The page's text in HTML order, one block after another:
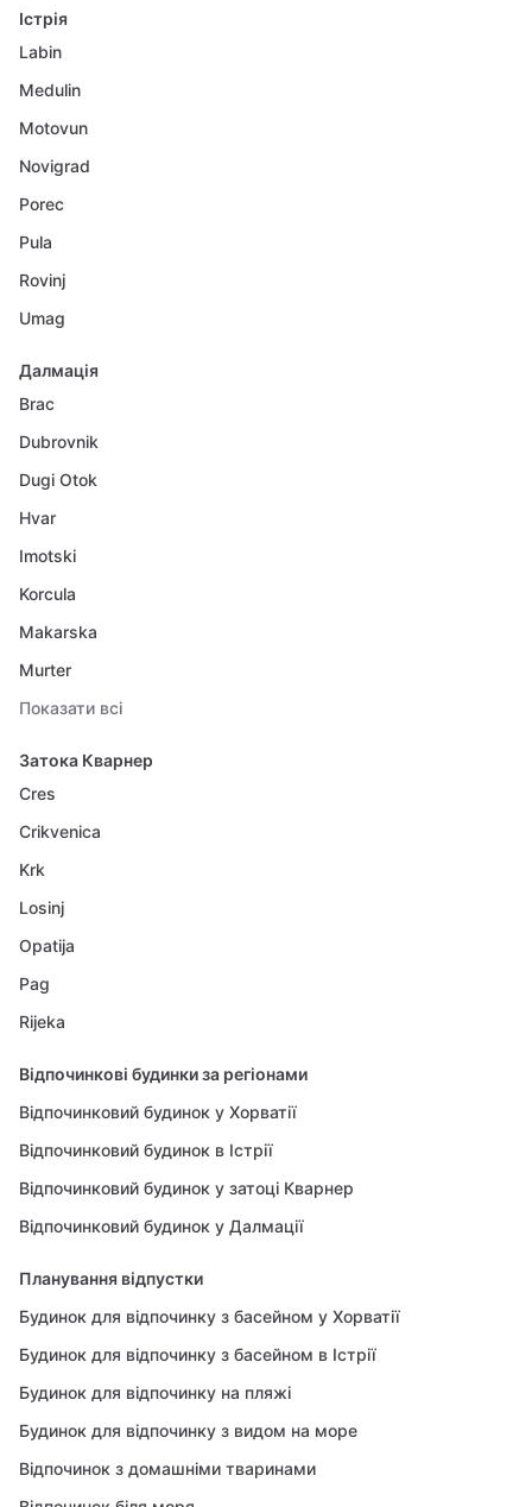
Істрія
Labin
Medulin
Motovun
Novigrad
Porec
Pula
Rovinj
Umag
Далмація
Brac
Dubrovnik
Dugi Otok
Hvar
Imotski
Korcula
Makarska
Murter
Показати всі
Затока Кварнер
Cres
Crikvenica
Krk
Losinj
Opatija
Pag
Rijeka
Відпочинкові будинки за регіонами
Відпочинковий будинок у Хорватії
Відпочинковий будинок в Істрії
Відпочинковий будинок у затоці Кварнер
Відпочинковий будинок у Далмації
Планування відпустки
Будинок для відпочинку з басейном у Хорватії
Будинок для відпочинку з басейном в Істрії
Будинок для відпочинку на пляжі
Будинок для відпочинку з видом на море
Відпочинок з домашніми тваринами